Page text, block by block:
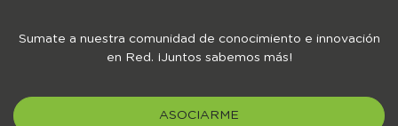
Sumate a nuestra comunidad de conocimiento e innovación
en Red. ¡Juntos sabemos más!
ASOCIARME